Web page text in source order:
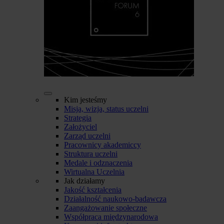
Kim jesteśmy
Misja, wizja, status uczelni
Strategia
Założyciel
Zarząd uczelni
Pracownicy akademiccy
Struktura uczelni
Medale i odznaczenia
Wirtualna Uczelnia
Jak działamy
Jakość kształcenia
Działalność naukowo-badawcza
Zaangażowanie społeczne
Współpraca międzynarodowa